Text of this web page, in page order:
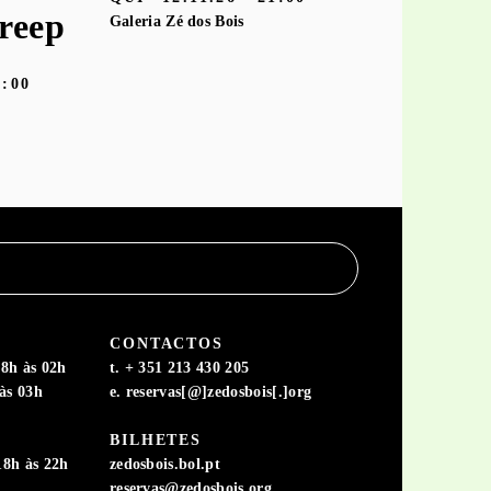
Galeria Zé dos Bois
às 02h
03h
às 22h
CONTACTOS
t. + 351 213 430 205
e. reservas[@]zedosbois[.]org
BILHETES
zedosbois.bol.pt
reservas@zedosbois.org